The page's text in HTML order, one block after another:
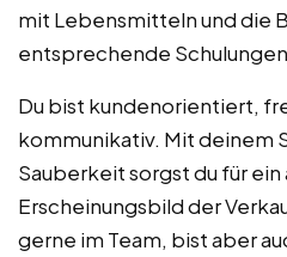
mit Lebensmitteln und die
entsprechende
Du bist kundenorientiert,
kommunikativ. Mit deinem
Sauberkeit sorgst du für
Erscheinungsbild der
gerne im Team, bist aber